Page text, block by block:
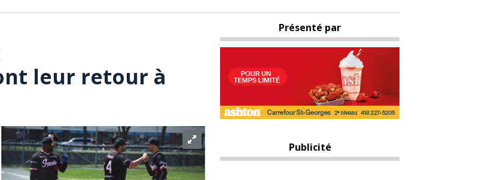
leur retour à
Présenté par
Publicité